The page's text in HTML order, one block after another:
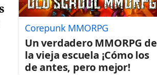
Corepunk MMORPG
Un verdadero MMORPG de
la vieja escuela ¡Cómo los
de antes, pero mejor!